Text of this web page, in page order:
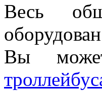
Весь
Вы